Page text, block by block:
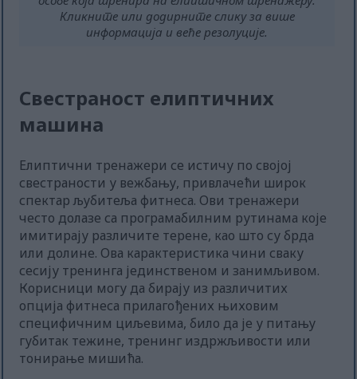
Кликните или додирните слику за више
информација и веће резолуције.
Свестраност елиптичних
машина
Елиптични тренажери се истичу по својој
свестраности у вежбању, привлачећи широк
спектар љубитеља фитнеса. Ови тренажери
често долазе са програмабилним рутинама које
имитирају различите терене, као што су брда
или долине. Ова карактеристика чини сваку
сесију тренинга јединственом и занимљивом.
Корисници могу да бирају из различитих
опција фитнеса прилагођених њиховим
специфичним циљевима, било да је у питању
губитак тежине, тренинг издржљивости или
тонирање мишића.